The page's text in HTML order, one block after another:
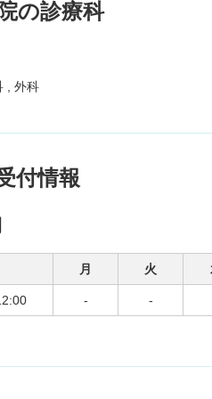
の診療科
外科
付情報
月 火
- -